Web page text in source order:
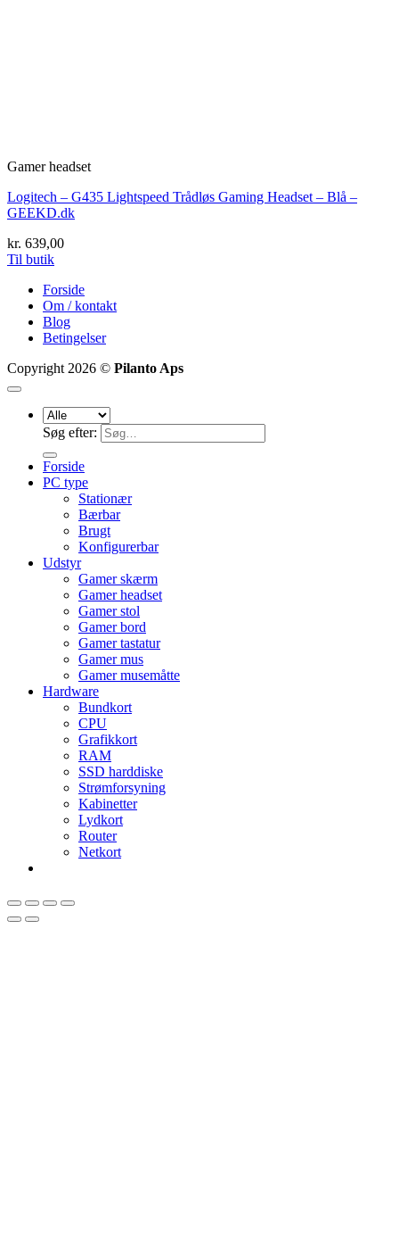
Gamer headset
Logitech – G435 Lightspeed Trådløs Gaming Headset – Blå –
GEEKD.dk
kr. 639,00
Til butik
Forside
Om / kontakt
Blog
Betingelser
Copyright 2026 © Pilanto Aps
Søg efter:
Forside
PC type
Stationær
Bærbar
Brugt
Konfigurerbar
Udstyr
Gamer skærm
Gamer headset
Gamer stol
Gamer bord
Gamer tastatur
Gamer mus
Gamer musemåtte
Hardware
Bundkort
CPU
Grafikkort
RAM
SSD harddiske
Strømforsyning
Kabinetter
Lydkort
Router
Netkort